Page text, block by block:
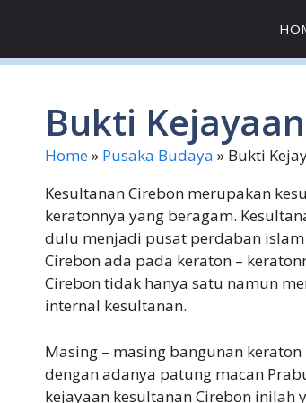
content
Bukti
Home» Pusaka Budaya » Bukti
Kesultanan Cirebon merupakan
keratonnya yang beragam.
dulu menjadi pusat perdaban islam
Cirebon ada pada keraton –
Cirebon tidak hanya satu namun
internal kesultanan.
Masing – masing bangunan
dengan adanya patung macan
kejayaan kesultanan Cirebon